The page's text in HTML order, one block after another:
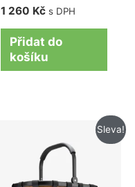
1 260 Kč s DPH
Přidat do
košíku
Sleva!
cena
byla:
360 Kč.
cena